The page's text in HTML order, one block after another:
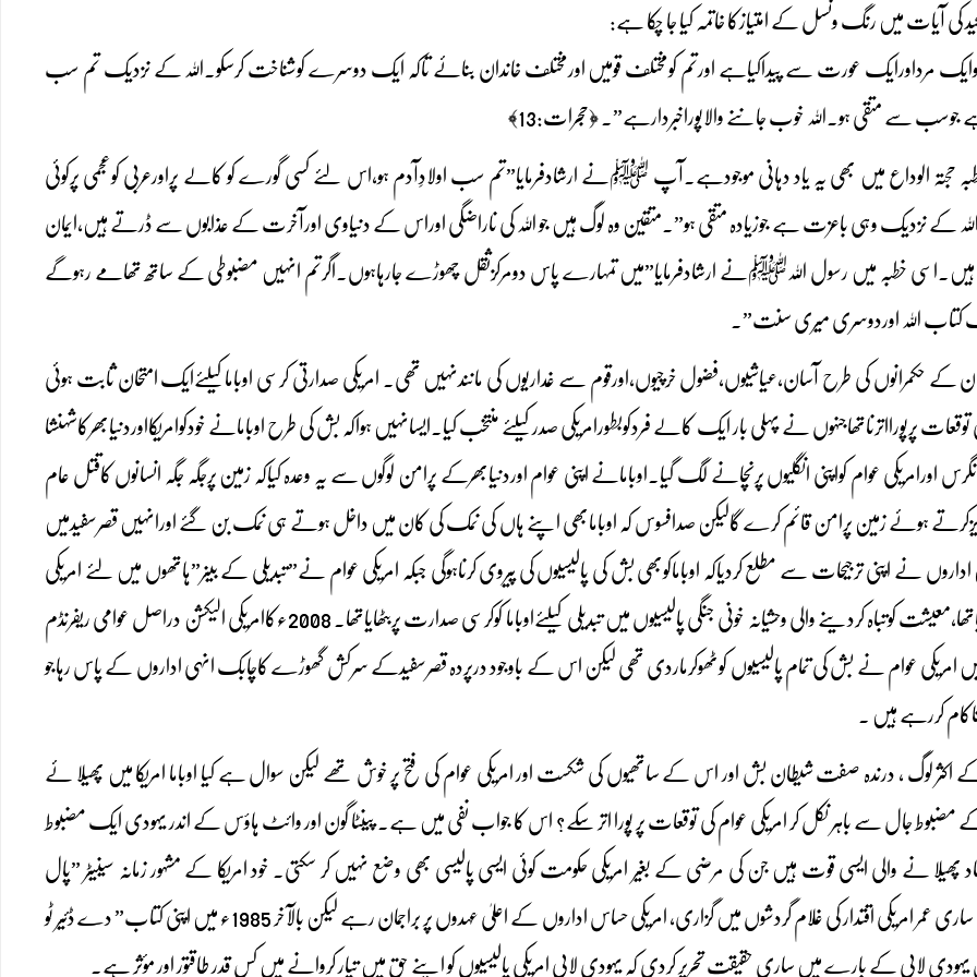
کی آیات میں رنگ ونسل کے امتیازکا خاتمہ کیا جا چکا ہے:
مرداورایک عورت سے پیداکیاہے اورتم کومختلف قومیں اورمختلف خاندان بنائے تاکہ ایک دوسرے کوشناخت کرسکو۔اللہ کے نزدیک تم سب
جوسب سے متقی ہو۔اللہ خوب جاننے والاپوراخبردارہے”۔ ﴿حجرات:13﴾
الوداع میں بھی یہ یاد دہانی موجودہے۔آپ ﷺنے ارشادفرمایا”تم سب اولادِآدم ہو،اس لئے کسی گورے کو کالے پراورعربی کوعجمی پرکوئی
کے نزدیک وہی باعزت ہے جوزیادہ متقی ہو”۔متقین وہ لوگ ہیں جو اللہ کی ناراضگی اوراس کے دنیاوی اورآخرت کے عذابوں سے ڈرتے ہیں،ایمان
ہیں۔اسی خطبہ میں رسول اللہﷺنے ارشادفرمایا”میں تمہارے پاس دومرکزثقل چھوڑے جارہاہوں۔اگرتم انہیں مضبوطی کے ساتھ تھامے رہوگے
کتاب اللہ اوردوسری میری سنت”۔
کے حکمرانوں کی طرح آسان،عیاشیوں،فضول خرچیوں،اورقوم سے غداریوں کی مانندنہیں تھی۔ امریکی صدارتی کرسی اوباماکیلئےایک امتحان ثابت ہوئی
توقعات پرپورااترناتھاجنہوں نے پہلی بار ایک کالے فردکوبطورامریکی صدرکیلئے منتخب کیا۔ایسانہیں ہواکہ بش کی طرح اوبامانے خودکوامریکااوردنیابھرکاشہنشا
اورامریکی عوام کواپنی انگلیوں پرنچانے لگ گیا۔اوبامانے اپنی عوام اوردنیابھرکے پرامن لوگوں سے یہ وعدہ کیاکہ زمین پرجگہ جگہ انسانوں کاقتل عام
ہوئے زمین پرامن قائم کرے گالیکن صدافسوس کہ اوبامابھی اپنے ہاں کی نمک کی کان میں داخل ہوتے ہی نمک بن گئے اورانہیں قصرسفیدمیں
نے اپنی ترجیحات سے مطلع کردیاکہ اوباماکوبھی بش کی پالیسیوں کی پیروی کرناہوگی جبکہ امریکی عوام نے”تبدیلی کے بینر”ہاتھوں میں لئے امریکی
الیکشن میں بھرپورحصہ لیاتھا،معیشت کوتباہ کردینے والی وحشیانہ خونی جنگی پالیسیوں میں تبدیلی کیلئےاوباما کوکرسی صدارت پربٹھایاتھا۔ 2008ءکاامریکی الیکشن دراصل عوامی ریفرنڈم
امریکی عوام نے بش کی تمام پالیسیوں کوٹھوکرماردی تھی لیکن اس کے باوجود درپردہ قصرسفیدکے سرکش گھوڑے کاچابک انہی اداروں کے پاس رہاجو
کررہے ہیں ۔
لوگ ، درندہ صفت شیطان بش اور اس کے ساتھیوں کی شکست اور امریکی عوام کی فتح پر خوش تھے لیکن سوال ہے کیا اوباما امریکا میں پھیلا ئے
جال سے باہر نکل کر امریکی عوام کی توقعات پر پورا اتر سکے؟ اس کا جواب نفی میں ہے۔ پینٹا گون اور وائٹ ہاؤس کے اندر یہودی ایک مضبوط
پھیلا نے والی ایسی قوت ہیں جن کی مرضی کے بغیر امریکی حکومت کوئی ایسی پالیسی بھی وضع نہیں کر سکتی۔ خود امریکا کے مشہور زمانہ سینیٹر ”پال
فنڈلے” جنہوں نے اپنی ساری عمر امریکی اقتدار کی غلام گردشوں میں گزاری، امریکی حساس اداروں کے اعلیٰ عہدوں پر براجمان رہے لیکن بالآخر 1985ء میں اپنی کتاب” دے ڈئیر ٹو
لابی کے بارے میں ساری حقیقت تحریر کردی کہ یہودی لابی امریکی پالیسیوں کو اپنے حق میں تیار کروانے میں کس قدر طاقتور اور مؤثر ہے۔